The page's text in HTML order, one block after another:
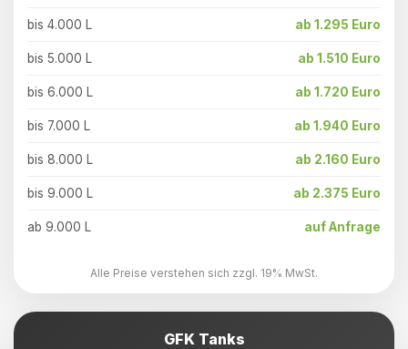
bis 4.000 L ab 1.295 Euro
bis 5.000 L ab 1.510 Euro
bis 6.000 L ab 1.720 Euro
bis 7.000 L ab 1.940 Euro
bis 8.000 L ab 2.160 Euro
bis 9.000 L ab 2.375 Euro
ab 9.000 L auf Anfrage
Alle Preise verstehen sich zzgl. 19% MwSt.
GFK Tanks